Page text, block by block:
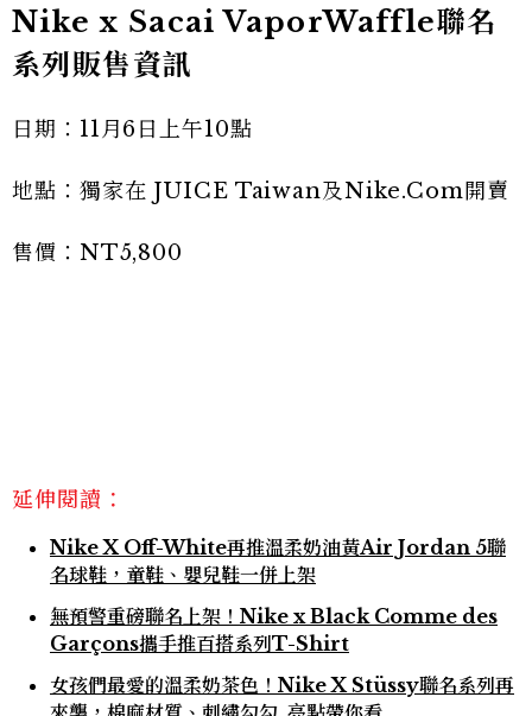
Nike x Sacai VaporWaffle聯名
系列販售資訊
日期：11月6日上午10點
地點：獨家在 JUICE Taiwan及Nike.Com開賣
售價：NT5,800
延伸閱讀：
Nike X Off-White再推溫柔奶油黃Air Jordan 5聯
名球鞋，童鞋、嬰兒鞋一併上架
無預警重磅聯名上架！Nike x Black Comme des
Garçons攜手推百搭系列T-Shirt
女孩們最愛的溫柔奶茶色！Nike X Stüssy聯名系列再